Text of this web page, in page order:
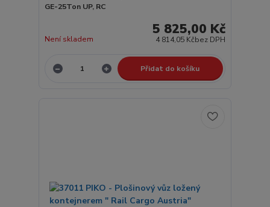
GE-25Ton UP, RC
5 825,00 Kč
4 814,05 Kčbez DPH
Není skladem
Přidat do košíku